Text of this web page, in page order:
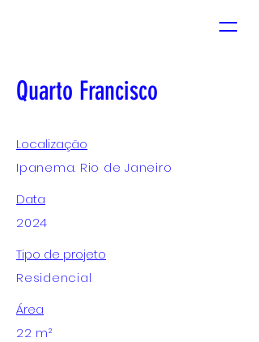
Quarto Francisco
Localização
Ipanema. Rio de Janeiro
Data
2024
Tipo de projeto
Residencial
Área
22 m²